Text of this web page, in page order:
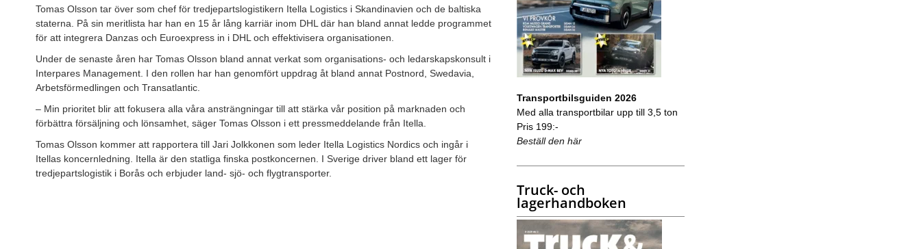
Tomas Olsson tar över som chef för tredjepartslogistikern Itella Logistics i Skandinavien och de baltiska
staterna. På sin meritlista har han en 15 år lång karriär inom DHL där han bland annat ledde programmet
för att integrera Danzas och Euroexpress in i DHL och effektivisera organisationen.
Under de senaste åren har Tomas Olsson bland annat verkat som organisations- och ledarskapskonsult i
Interpares Management. I den rollen har han genomfört uppdrag åt bland annat Postnord, Swedavia,
Arbetsförmedlingen och Transatlantic.
– Min prioritet blir att fokusera alla våra ansträngningar till att stärka vår position på marknaden och
förbättra försäljning och lönsamhet, säger Tomas Olsson i ett pressmeddelande från Itella.
Tomas Olsson kommer att rapportera till Jari Jolkkonen som leder Itella Logistics Nordics och ingår i
Itellas koncernledning. Itella är den statliga finska postkoncernen. I Sverige driver bland ett lager för
tredjepartslogistik i Borås och erbjuder land- sjö- och flygtransporter.
Transportbilsguiden 2026
Med alla transportbilar upp till 3,5 ton
Pris 199:-
Beställ den här
Truck- och
lagerhandboken